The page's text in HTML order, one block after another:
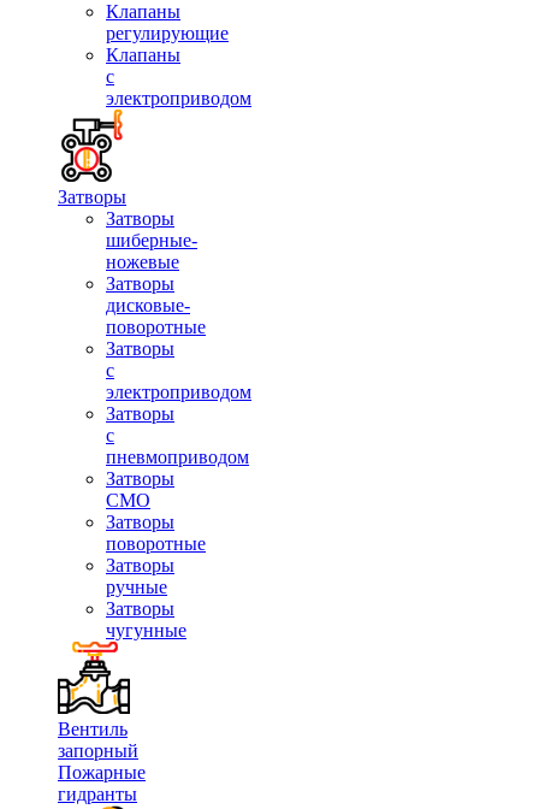
Клапаны
регулирующие
Клапаны
с
электроприводом
Затворы
Затворы
шиберные-
ножевые
Затворы
дисковые-
поворотные
Затворы
с
электроприводом
Затворы
с
пневмоприводом
Затворы
СМО
Затворы
поворотные
Затворы
ручные
Затворы
чугунные
Вентиль
запорный
Пожарные
гидранты